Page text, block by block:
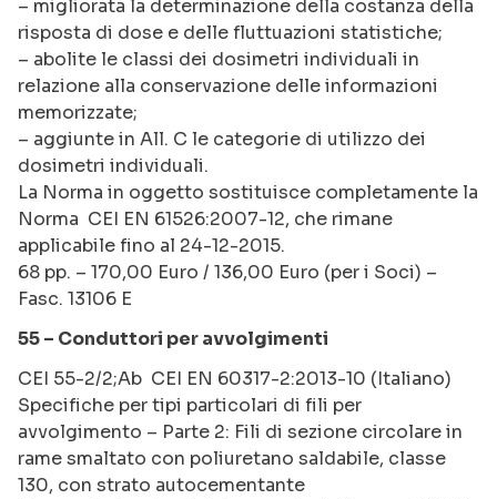
– migliorata la determinazione della costanza della
risposta di dose e delle fluttuazioni statistiche;
– abolite le classi dei dosimetri individuali in
relazione alla conservazione delle informazioni
memorizzate;
– aggiunte in All. C le categorie di utilizzo dei
dosimetri individuali.
La Norma in oggetto sostituisce completamente la
Norma CEI EN 61526:2007-12, che rimane
applicabile fino al 24-12-2015.
68 pp. – 170,00 Euro / 136,00 Euro (per i Soci) –
Fasc. 13106 E
55 – Conduttori per avvolgimenti
CEI 55-2/2;Ab CEI EN 60317-2:2013-10 (Italiano)
Specifiche per tipi particolari di fili per
avvolgimento – Parte 2: Fili di sezione circolare in
rame smaltato con poliuretano saldabile, classe
130, con strato autocementante